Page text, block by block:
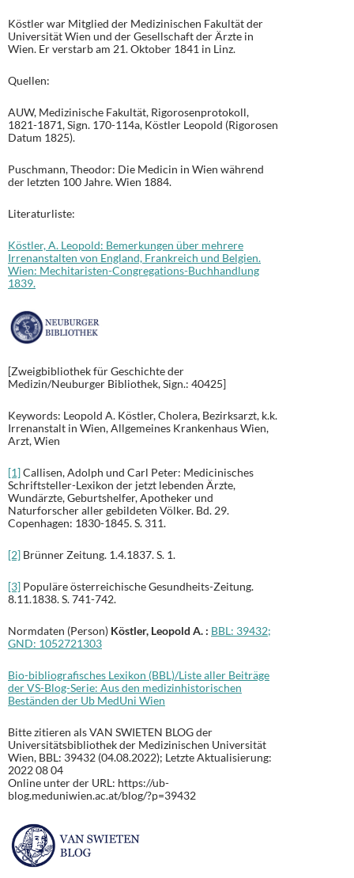
Köstler war Mitglied der Medizinischen Fakultät der
Universität Wien und der Gesellschaft der Ärzte in
Wien. Er verstarb am 21. Oktober 1841 in Linz.
Quellen:
AUW, Medizinische Fakultät, Rigorosenprotokoll,
1821-1871, Sign. 170-114a, Köstler Leopold (Rigorosen
Datum 1825).
Puschmann, Theodor: Die Medicin in Wien während
der letzten 100 Jahre. Wien 1884.
Literaturliste:
Köstler, A. Leopold: Bemerkungen über mehrere
Irrenanstalten von England, Frankreich und Belgien.
Wien: Mechitaristen-Congregations-Buchhandlung
1839.
[Zweigbibliothek für Geschichte der
Medizin/Neuburger Bibliothek, Sign.: 40425]
Keywords: Leopold A. Köstler, Cholera, Bezirksarzt, k.k.
Irrenanstalt in Wien, Allgemeines Krankenhaus Wien,
Arzt, Wien
[1]Callisen, Adolph und Carl Peter: Medicinisches
Schriftsteller-Lexikon der jetzt lebenden Ärzte,
Wundärzte, Geburtshelfer, Apotheker und
Naturforscher aller gebildeten Völker. Bd. 29.
Copenhagen: 1830-1845. S. 311.
[2] Brünner Zeitung. 1.4.1837. S. 1.
[3] Populäre österreichische Gesundheits-Zeitung.
8.11.1838. S. 741-742.
Normdaten (Person) Köstler, Leopold A. : BBL: 39432;
GND: 1052721303
Bio-bibliografisches Lexikon (BBL)/Liste aller Beiträge
der VS-Blog-Serie: Aus den medizinhistorischen
Beständen der Ub MedUni Wien
Bitte zitieren als VAN SWIETEN BLOG der
Universitätsbibliothek der Medizinischen Universität
Wien, BBL: 39432 (04.08.2022); Letzte Aktualisierung:
2022 08 04
Online unter der URL: https://ub-
blog.meduniwien.ac.at/blog/?p=39432